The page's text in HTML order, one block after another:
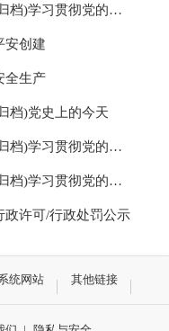
)学习贯彻党的十九届四中全会精神
安创建
全生产
档)党史上的今天
)学习贯彻党的十九届五中全会精神
)学习贯彻党的十九届六中全会精神
政许可/行政处罚公示
统网站 其他链接